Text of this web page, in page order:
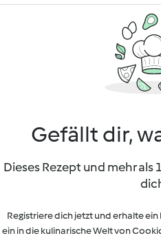
Gefällt dir,
Dieses Rezept und mehr
Registriere dich jetzt und erhalte
ein in die kulinarische Welt von